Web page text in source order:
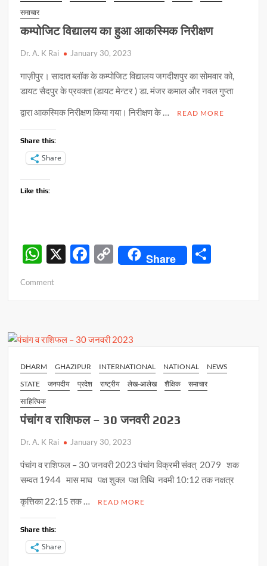
समाचार
कम्पोजिट विद्यालय का हुआ आकस्मिक निरीक्षण
Dr. A. K Rai January 30, 2023
गाज़ीपुर। सादात ब्लॉक के कम्पोजिट विद्यालय जगदीशपुर का सोमवार को,
डायट सैदपुर के प्रवक्ता (डायट मेन्टर ) डा. मंजर कमाल और नवल गुप्ता
द्वारा आकस्मिक निरीक्षण किया गया। निरीक्षण के …
READ MORE
Share this:
Share
Like this:
W
h
at
A
p
p
X
F
o
k
C
o
Li
n
k
Share
Commenton
आकस्मिक
DHARM GHAZIPUR INTERNATIONAL NATIONAL
NEWS
STATE
जनपदीय प्रदेश राष्ट्रीय लेख-आलेख शैक्षिक
समाचार
साहित्यिक
पंचांग व राशिफल – 30 जनवरी 2023
Dr. A. K Rai January 30, 2023
पंचांग व राशिफल – 30 जनवरी 2023 पंचांग विक्रमी संवत् 2079 शक
सम्वत 1944 मास माघ पक्ष शुक्ल पक्ष तिथि नवमी 10:12 तक नक्षत्र
कृत्तिका 22:15 तक …
READ MORE
Share this:
Share